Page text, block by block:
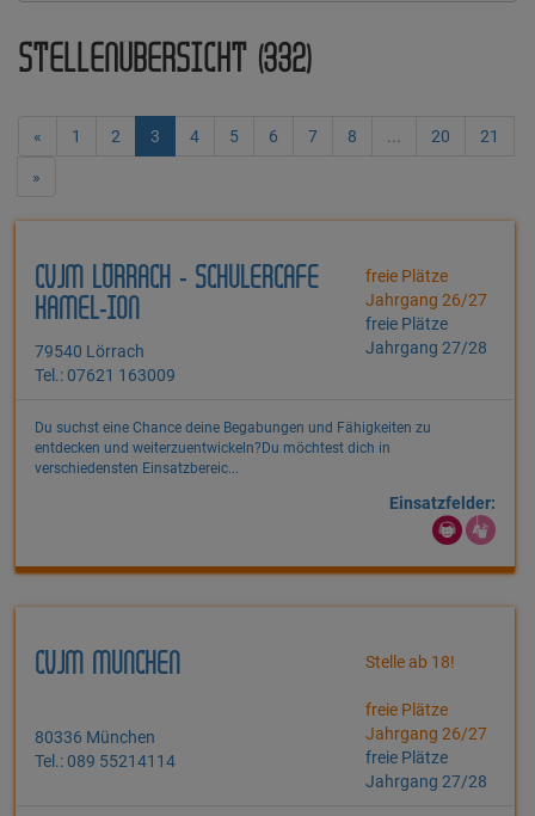
STELLENÜBERSICHT (332)
« 1 2 3 4 5 6 7 8 ... 20 21
»
CVJM LÖRRACH - SCHÜLERCAFE
KAMEL-ION
79540 Lörrach
Tel.: 07621 163009
freie Plätze
Jahrgang 26/27
freie Plätze
Jahrgang 27/28
Du suchst eine Chance deine Begabungen und Fähigkeiten zu
entdecken und weiterzuentwickeln?Du möchtest dich in
verschiedensten Einsatzbereic...
Einsatzfelder:
CVJM MÜNCHEN
80336 München
Tel.: 089 55214114
Stelle ab 18!
freie Plätze
Jahrgang 26/27
freie Plätze
Jahrgang 27/28